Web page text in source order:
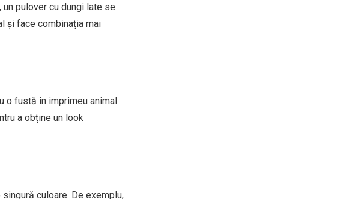
pulover cu dungi late se
și face combinația mai
o fustă în imprimeu animal
a obține un look
culoare. De exemplu,